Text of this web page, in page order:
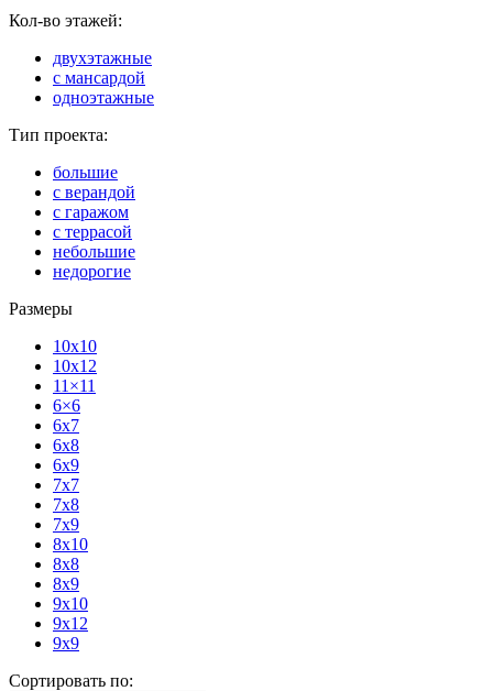
Кол-во этажей:
двухэтажные
с мансардой
одноэтажные
Тип проекта:
большие
с верандой
с гаражом
с террасой
небольшие
недорогие
Размеры
10x10
10x12
11×11
6×6
6x7
6x8
6x9
7x7
7x8
7x9
8x10
8x8
8x9
9x10
9x12
9x9
Сортировать по: